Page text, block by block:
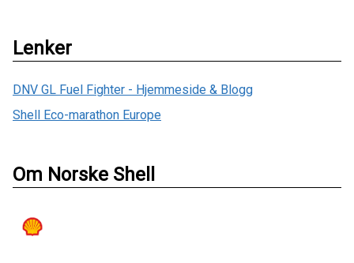
Lenker
DNV GL Fuel Fighter - Hjemmeside & Blogg
Shell Eco-marathon Europe
Om Norske Shell